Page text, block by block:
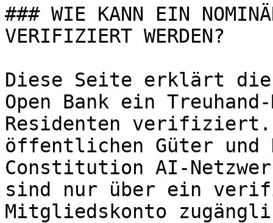
### WIE KANN EIN
VERIFIZIERT WERDEN?
Diese Seite erklärt die
Open Bank ein
Residenten
öffentlichen Güter und
Constitution AI-
sind nur über ein
Mitgliedskonto